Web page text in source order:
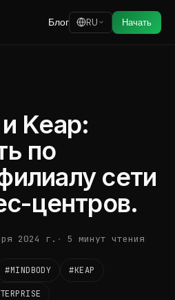
Блог RU Начать
Keap:
по
сети
центров.
2024 г. 5 минут чтения
#MINDBODY #KEAP